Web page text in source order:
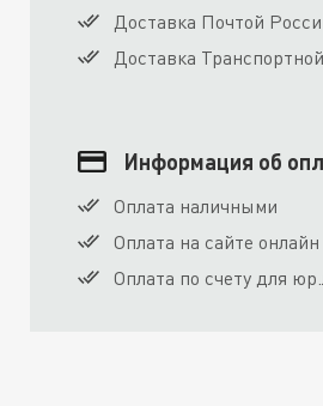
Доставка Почтой
Доставка
Информация об
Оплата наличными
Оплата на сайте онлайн
Оплата по счету для